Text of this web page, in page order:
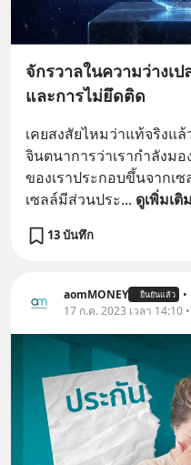
จักรวาลในความว่างเ
และการไม่ยึดติด
เคยสงสัยไหมว่าแท้จริงแล้
จินตนาการว่าเรากำลังมอ
ของเราประกอบขึ้นจากเ
เซลล์มีส่วนประ... ดูเพิ่มเติม
13 บันทึก
aomMONEY ยืนยันแล้ว •
17 ก.ค. 2023 เวลา 14:10